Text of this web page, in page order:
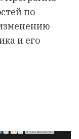
по
и его